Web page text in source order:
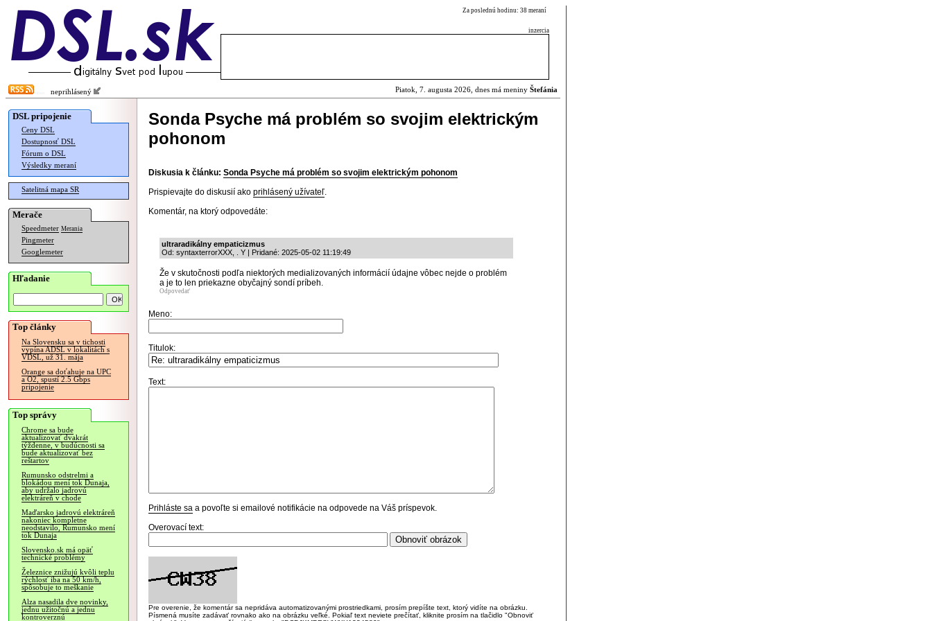
Za poslednú hodinu: 38 meraní
inzercia
neprihlásený Piatok, 7. augusta 2026, dnes má meniny Štefánia
DSL pripojenie
Ceny DSL
Dostupnosť DSL
Fórum o DSL
Výsledky meraní
Satelitná mapa SR
Merače
Speedmeter Merania
Pingmeter
Googlemeter
Hľadanie
Top články
Na Slovensku sa v tichosti
vypína ADSL v lokalitách s
VDSL, už 31. mája
Orange sa doťahuje na UPC
a O2, spustí 2.5 Gbps
pripojenie
Top správy
Chrome sa bude
aktualizovať dvakrát
týždenne, v budúcnosti sa
bude aktualizovať bez
reštartov
Rumunsko odstrelmi a
blokádou mení tok Dunaja,
aby udržalo jadrovú
elektráreň v chode
Maďarsko jadrovú elektráreň
nakoniec kompletne
neodstavilo, Rumunsko mení
tok Dunaja
Slovensko.sk má opäť
technické problémy
Železnice znižujú kvôli teplu
rýchlosť iba na 50 km/h,
spôsobuje to meškanie
Alza nasadila dve novinky,
jednu užitočnú a jednu
kontroverznú
Sonda Psyche má problém so svojim elektrickým
pohonom
Diskusia k článku: Sonda Psyche má problém so svojim elektrickým pohonom
Prispievajte do diskusií ako prihlásený užívateľ.
Komentár, na ktorý odpovedáte:
ultraradikálny empaticizmus
Od: syntaxterrorXXX, . Y | Pridané: 2025-05-02 11:19:49
Že v skutočnosti podľa niektorých medializovaných informácií údajne vôbec nejde o problém
a je to len priekazne obyčajný sondí príbeh.
Odpovedať
Meno:
Titulok:
Text:
Prihláste sa a povoľte si emailové notifikácie na odpovede na Váš príspevok.
Overovací text:
Pre overenie, že komentár sa nepridáva automatizovanými prostriedkami, prosím prepíšte text, ktorý vidíte na obrázku.
Písmená musíte zadávať rovnako ako na obrázku veľké. Pokiaľ text neviete prečítať, kliknite prosím na tlačidlo "Obnoviť